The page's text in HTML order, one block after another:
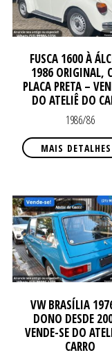
FUSCA 1600 À
1986 ORIGINAL,
PLACA PRETA –
DO ATELIÊ DO
1986/86
MAIS DETALHES
VW BRASÍLIA
DONO DESDE
VENDE-SE DO
CARRO